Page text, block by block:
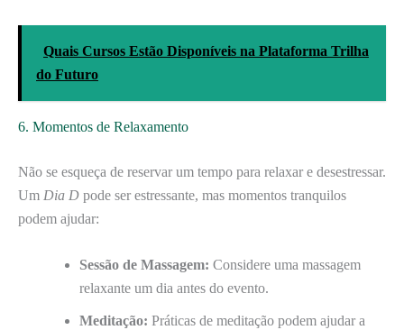
Quais Cursos Estão Disponíveis na Plataforma Trilha
do Futuro
6. Momentos de Relaxamento
Não se esqueça de reservar um tempo para relaxar e desestressar.
Um Dia D pode ser estressante, mas momentos tranquilos
podem ajudar:
Sessão de Massagem: Considere uma massagem
relaxante um dia antes do evento.
Meditação: Práticas de meditação podem ajudar a